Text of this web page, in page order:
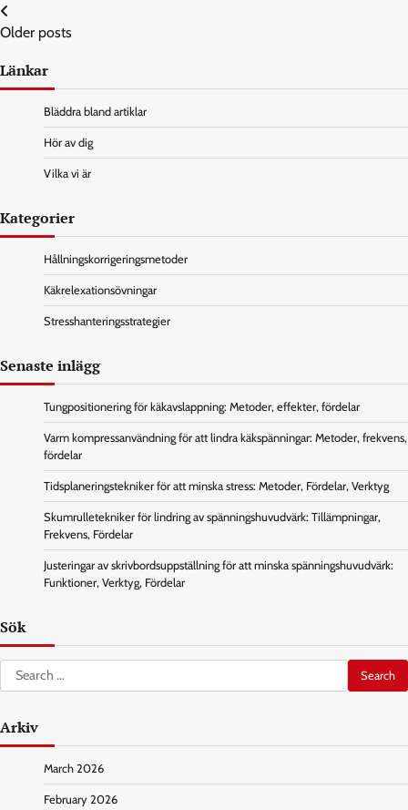
Posts
navigation
Older posts
Länkar
Bläddra bland artiklar
Hör av dig
Vilka vi är
Kategorier
Hållningskorrigeringsmetoder
Käkrelexationsövningar
Stresshanteringsstrategier
Senaste inlägg
Tungpositionering för käkavslappning: Metoder, effekter, fördelar
Varm kompressanvändning för att lindra käkspänningar: Metoder, frekvens,
fördelar
Tidsplaneringstekniker för att minska stress: Metoder, Fördelar, Verktyg
Skumrulletekniker för lindring av spänningshuvudvärk: Tillämpningar,
Frekvens, Fördelar
Justeringar av skrivbordsuppställning för att minska spänningshuvudvärk:
Funktioner, Verktyg, Fördelar
Sök
Search
for:
Arkiv
March 2026
February 2026